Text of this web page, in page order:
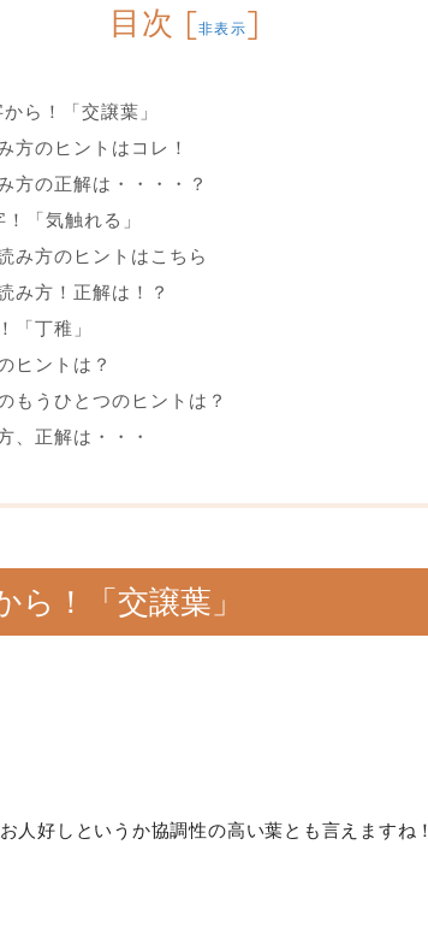
目次 [非表示]
ら！「交譲葉」
方のヒントはコレ！
方の正解は・・・・？
「気触れる」
み方のヒントはこちら
み方！正解は！？
「丁稚」
ヒントは？
もうひとつのヒントは？
、正解は・・・
ら！「交譲葉」
人好しというか協調性の高い葉とも言えますね！